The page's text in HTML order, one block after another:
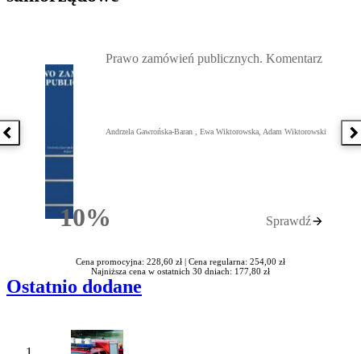
Poprzednia książka
10%Rabatu
Prawo zamówień publicznych. Komentarz
Andrzela Gawrońska-Baran , Ewa Wiktorowska, Adam Wiktorowski
Sprawdź
Cena promocyjna: 228,60 zł | Cena regularna: 254,00 zł
Najniższa cena w ostatnich 30 dniach: 177,80 zł
Ostatnio dodane